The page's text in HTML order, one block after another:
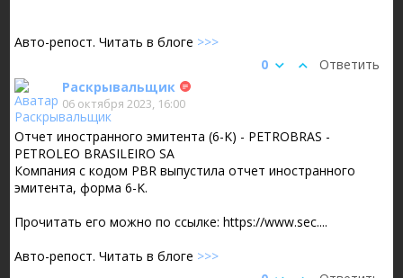
Авто-репост. Читать в блоге >>>
Ответить
0
Раскрывальщик
06 октября 2023, 16:00
Отчет иностранного эмитента (6-K) - PETROBRAS -
PETROLEO BRASILEIRO SA
Компания с кодом PBR выпустила отчет иностранного
эмитента, форма 6-K.
Прочитать его можно по ссылке: https://www.sec....
Авто-репост. Читать в блоге >>>